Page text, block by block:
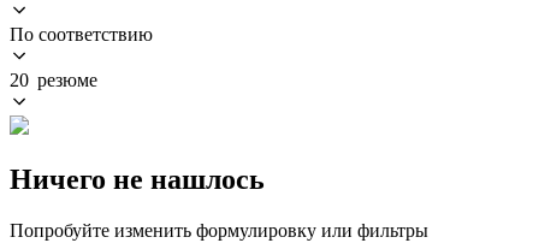
По соответствию
20 резюме
Ничего не нашлось
Попробуйте изменить формулировку или фильтры